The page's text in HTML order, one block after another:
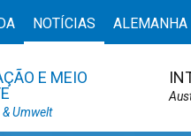
NOTÍCIAS ALEMANHA
E MEIO
Umwelt